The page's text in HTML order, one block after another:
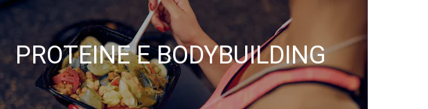
PROTEINE ​​E BODYBUILDING